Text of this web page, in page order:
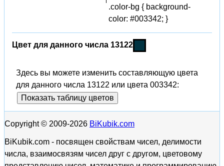
.color-bg { background-
color: #003342; }
Цвет для данного числа 13122
Здесь вы можете изменить составляющую цвета
для данного числа 13122 или цвета 003342:
Показать таблицу цветов
Copyright © 2009-2026 BiKubik.com
BiKubik.com - посвящен свойствам чисел, делимости
числа, взаимосвязям чисел друг с другом, цветовому